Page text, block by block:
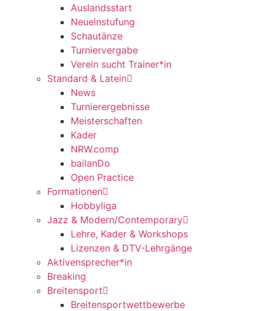
Auslandsstart
Neueinstufung
Schautänze
Turniervergabe
Verein sucht Trainer*in
Standard & Latein
News
Turnierergebnisse
Meisterschaften
Kader
NRW.comp
bailanDo
Open Practice
Formationen
Hobbyliga
Jazz & Modern/Contemporary
Lehre, Kader & Workshops
Lizenzen & DTV-Lehrgänge
Aktivensprecher*in
Breaking
Breitensport
Breitensportwettbewerbe